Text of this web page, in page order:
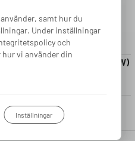
Laddkabel 5-20m (22kW)
2 980 kr
samt hur du
Under inställningar
och
vi använder din
Inställningar